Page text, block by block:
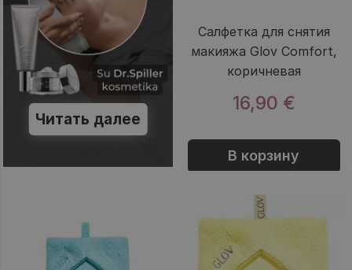
Читать далее
Салфетка для снятия
макияжа Glov Comfort,
коричневая
16,90 €
В корзину